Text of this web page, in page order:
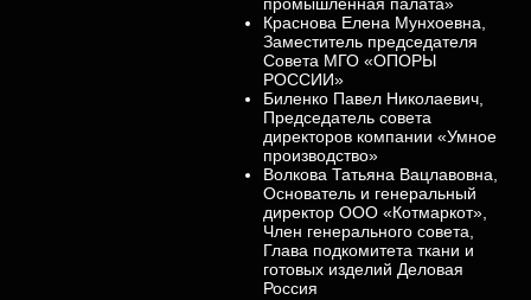
промышленная палата»
Краснова Елена Мунхоевна,
Заместитель председателя
Совета МГО «ОПОРЫ
РОССИИ»
Биленко Павел Николаевич,
Председатель совета
директоров компании «Умное
производство»
Волкова Татьяна Вацлавовна,
Основатель и генеральный
директор ООО «Котмаркот»,
Член генерального совета,
Глава подкомитета ткани и
готовых изделий Деловая
Россия